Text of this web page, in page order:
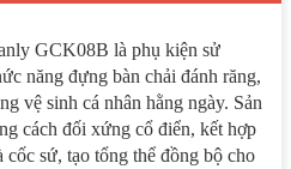
GCK08B là phụ kiện sử
năng đựng bàn chải đánh răng,
vệ sinh cá nhân hằng ngày. Sản
cách đối xứng cổ điển, kết hợp
sứ, tạo tổng thể đồng bộ cho